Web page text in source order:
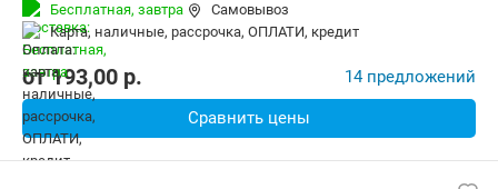
Бесплатная, завтра
Самовывоз
карта, наличные, рассрочка, ОПЛАТИ, кредит
от193,00 p. 14 предложений
Сравнить цены